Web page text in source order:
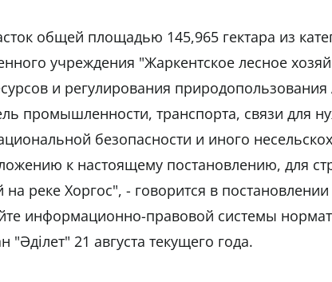
общей площадью 145,965 гектара из
учреждения "Жаркентское лесное
и регулирования природопользования
промышленности, транспорта, связи для
безопасности и иного
к настоящему постановлению, для
реке Хоргос", - говорится в
информационно-правовой системы
"Әділет" 21 августа текущего года.